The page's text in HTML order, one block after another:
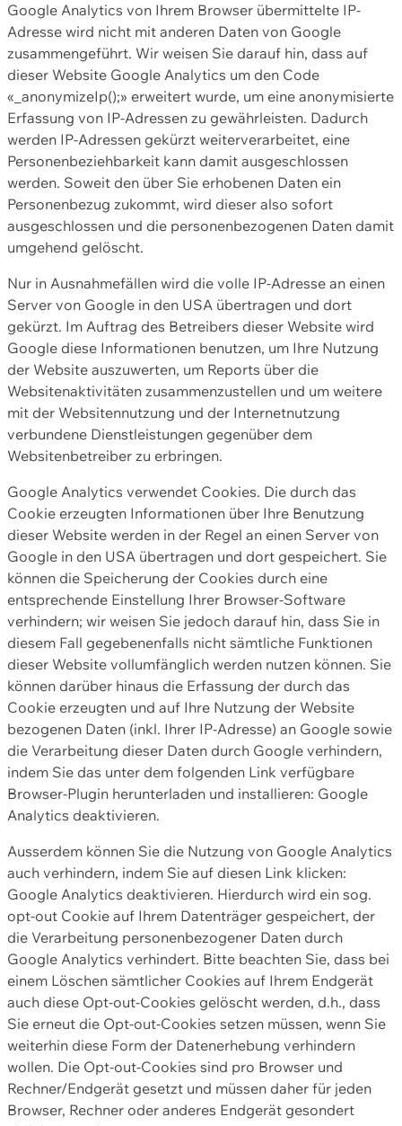
Google Analytics von Ihrem Browser übermittelte IP-
Adresse wird nicht mit anderen Daten von Google
zusammengeführt. Wir weisen Sie darauf hin, dass auf
dieser Website Google Analytics um den Code
«_anonymizeIp();» erweitert wurde, um eine anonymisierte
Erfassung von IP-Adressen zu gewährleisten. Dadurch
werden IP-Adressen gekürzt weiterverarbeitet, eine
Personenbeziehbarkeit kann damit ausgeschlossen
werden. Soweit den über Sie erhobenen Daten ein
Personenbezug zukommt, wird dieser also sofort
ausgeschlossen und die personenbezogenen Daten damit
umgehend gelöscht.
Nur in Ausnahmefällen wird die volle IP-Adresse an einen
Server von Google in den USA übertragen und dort
gekürzt. Im Auftrag des Betreibers dieser Website wird
Google diese Informationen benutzen, um Ihre Nutzung
der Website auszuwerten, um Reports über die
Websitenaktivitäten zusammenzustellen und um weitere
mit der Websitennutzung und der Internetnutzung
verbundene Dienstleistungen gegenüber dem
Websitenbetreiber zu erbringen.
Google Analytics verwendet Cookies. Die durch das
Cookie erzeugten Informationen über Ihre Benutzung
dieser Website werden in der Regel an einen Server von
Google in den USA übertragen und dort gespeichert. Sie
können die Speicherung der Cookies durch eine
entsprechende Einstellung Ihrer Browser-Software
verhindern; wir weisen Sie jedoch darauf hin, dass Sie in
diesem Fall gegebenenfalls nicht sämtliche Funktionen
dieser Website vollumfänglich werden nutzen können. Sie
können darüber hinaus die Erfassung der durch das
Cookie erzeugten und auf Ihre Nutzung der Website
bezogenen Daten (inkl. Ihrer IP-Adresse) an Google sowie
die Verarbeitung dieser Daten durch Google verhindern,
indem Sie das unter dem folgenden Link verfügbare
Browser-Plugin herunterladen und installieren: Google
Analytics deaktivieren.
Ausserdem können Sie die Nutzung von Google Analytics
auch verhindern, indem Sie auf diesen Link klicken:
Google Analytics deaktivieren. Hierdurch wird ein sog.
opt-out Cookie auf Ihrem Datenträger gespeichert, der
die Verarbeitung personenbezogener Daten durch
Google Analytics verhindert. Bitte beachten Sie, dass bei
einem Löschen sämtlicher Cookies auf Ihrem Endgerät
auch diese Opt-out-Cookies gelöscht werden, d.h., dass
Sie erneut die Opt-out-Cookies setzen müssen, wenn Sie
weiterhin diese Form der Datenerhebung verhindern
wollen. Die Opt-out-Cookies sind pro Browser und
Rechner/Endgerät gesetzt und müssen daher für jeden
Browser, Rechner oder anderes Endgerät gesondert